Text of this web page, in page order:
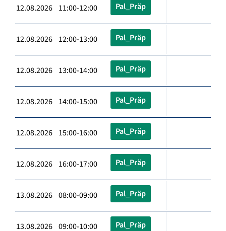
12.08.2026 11:00-12:00 Pal_Präp
12.08.2026 12:00-13:00 Pal_Präp
12.08.2026 13:00-14:00 Pal_Präp
12.08.2026 14:00-15:00 Pal_Präp
12.08.2026 15:00-16:00 Pal_Präp
12.08.2026 16:00-17:00 Pal_Präp
13.08.2026 08:00-09:00 Pal_Präp
13.08.2026 09:00-10:00 Pal_Präp